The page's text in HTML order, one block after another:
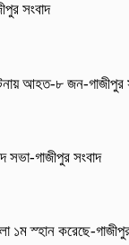
সংবাদ
আহত-৮ জন-গাজীপুর
সভা-গাজীপুর সংবাদ
১ম স্হান করেছে-